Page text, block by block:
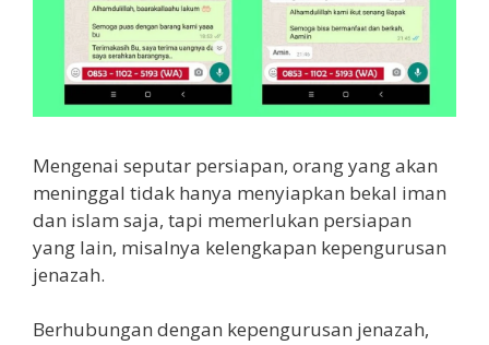
Mengenai seputar persiapan, orang yang akan
meninggal tidak hanya menyiapkan bekal iman
dan islam saja, tapi memerlukan persiapan
yang lain, misalnya kelengkapan kepengurusan
jenazah.
Berhubungan dengan kepengurusan jenazah,